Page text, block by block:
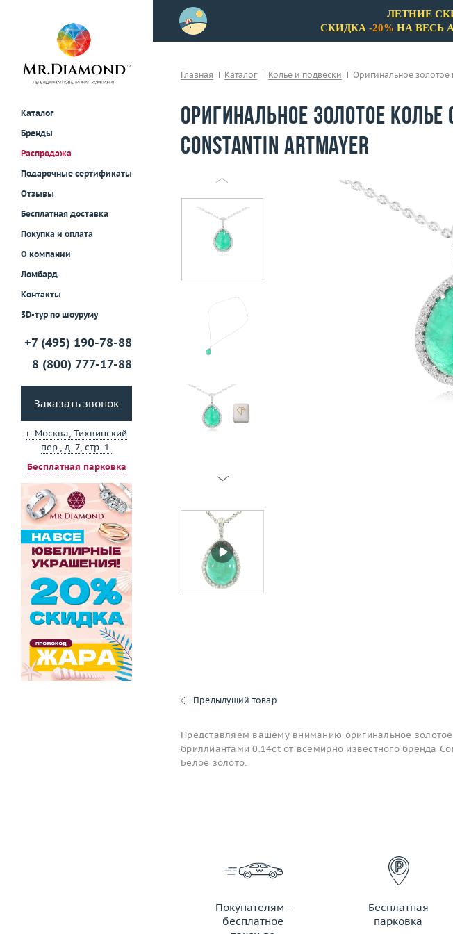
Каталог
Бренды
Распродажа
Подарочные сертификаты
Отзывы
Бесплатная доставка
Покупка и оплата
О компании
Ломбард
Контакты
3D-тур по шоуруму
+7 (495) 190-78-88
8 (800) 777-17-88
Заказать звонок
г. Москва, Тихвинский
пер., д. 7, стр. 1.
Бесплатная парковка
примерки!
ЛЕТНИЕ
СКИДКА -20% НА ВЕСЬ
Главная Каталог Колье и подвески Оригинальное
Оригинальное золотое
Constantin Artmayer
Предыдущий товар
Представляем вашему вниманию оригинальное
бриллиантами 0.14ct от всемирно известного бренда
Белое золото.
Покупателям -
бесплатное
Бесплатная
парковка